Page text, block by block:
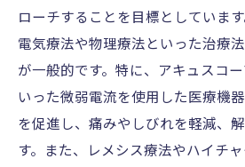
週末も通いやすい寺庄整骨院
よう
週末営業の利便性
忙しい方にも通いやすい
予約システムと待ち時間
ローチすることを目標としています
電気療法や物理療法といった治療
が一般的です。特に、アキュスコ
いった微弱電流を使用した医療機
を促進し、痛みやしびれを軽減、
す。また、レメシス療法やハイチ